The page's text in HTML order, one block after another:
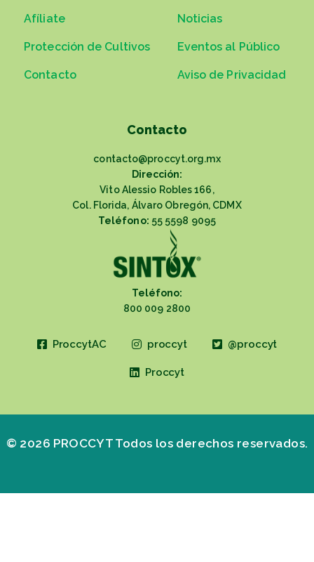
Afíliate
Protección de Cultivos
Contacto
Noticias
Eventos al Público
Aviso de Privacidad
Contacto
contacto@proccyt.org.mx
Dirección:
Vito Alessio Robles 166,
Col. Florida, Álvaro Obregón, CDMX
Teléfono: 55 5598 9095
Teléfono:
800 009 2800
ProccytAC proccyt @proccyt
Proccyt
© 2026 PROCCYT Todos los derechos reservados.